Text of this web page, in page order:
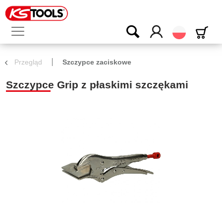
Polski
Przegląd Szczypce zaciskowe
Szczypce Grip z płaskimi szczękami